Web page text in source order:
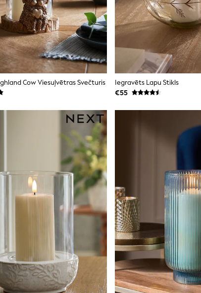
Cow Viesuļvētras Svečturis
Iegravēts Lapu Stikls
€55